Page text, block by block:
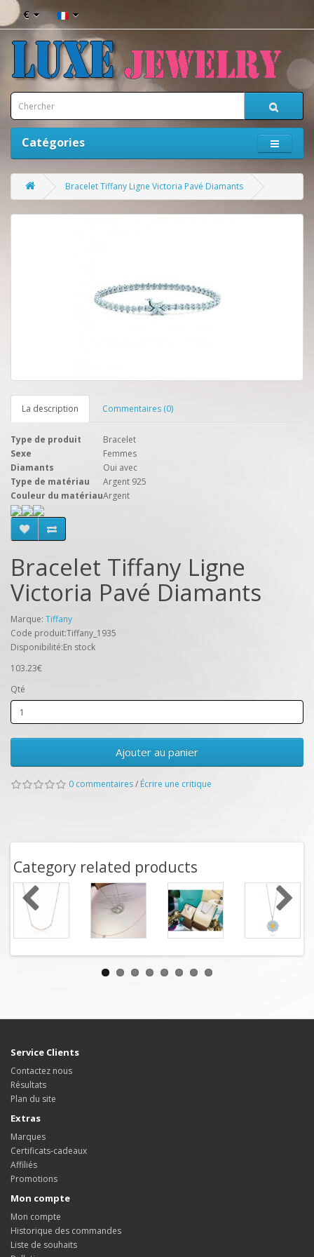
€
Catégories
Bracelet Tiffany Ligne Victoria Pavé Diamants
La description Commentaires (0)
Type de produit
Bracelet
Sexe
Femmes
Diamants
Oui avec
Type de matériau
Argent 925
Couleur du matériauArgent
Bracelet Tiffany Ligne
Victoria Pavé Diamants
Marque: Tiffany
Code produit:Tiffany_1935
Disponibilité:En stock
103.23€
Qté
Ajouter au panier
0 commentaires/ Écrire une critique
Category related products
Service Clients
Contactez nous
Résultats
Plan du site
Extras
Marques
Certificats-cadeaux
Affiliés
Promotions
Mon compte
Mon compte
Historique des commandes
Liste de souhaits